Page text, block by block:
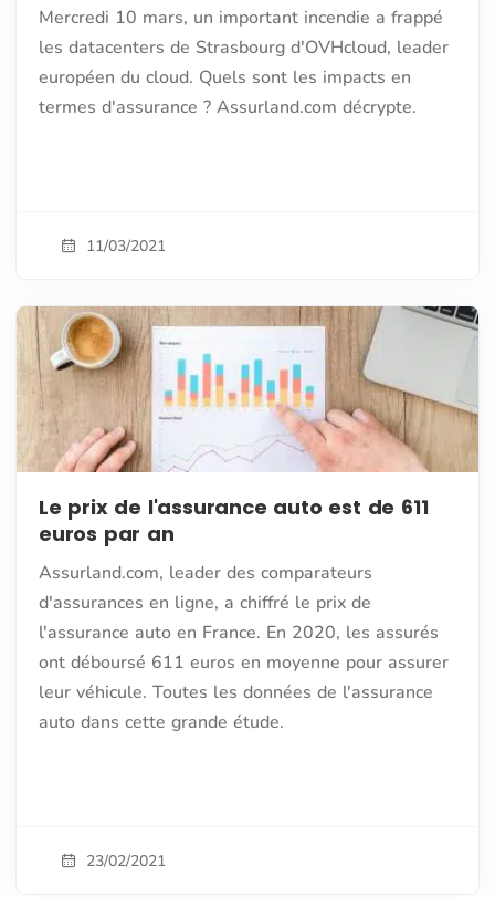
Mercredi 10 mars, un important incendie a frappé
les datacenters de Strasbourg d'OVHcloud, leader
européen du cloud. Quels sont les impacts en
termes d'assurance ? Assurland.com décrypte.
11/03/2021
Le prix de l'assurance auto est de 611
euros par an
Assurland.com, leader des comparateurs
d'assurances en ligne, a chiffré le prix de
l'assurance auto en France. En 2020, les assurés
ont déboursé 611 euros en moyenne pour assurer
leur véhicule. Toutes les données de l'assurance
auto dans cette grande étude.
23/02/2021